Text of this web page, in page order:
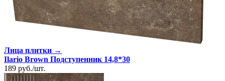
Лица плитки →
Ilario Brown Подступенник 14,8*30
189 руб./шт.